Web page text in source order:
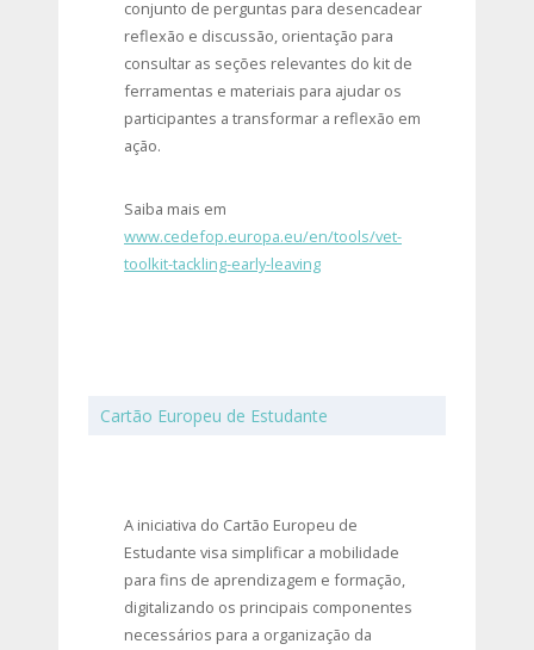
conjunto de perguntas para desencadear
reflexão e discussão, orientação para
consultar as seções relevantes do kit de
ferramentas e materiais para ajudar os
participantes a transformar a reflexão em
ação.
Saiba mais em
www.cedefop.europa.eu/en/tools/vet-
toolkit-tackling-early-leaving
Cartão Europeu de Estudante
A iniciativa do Cartão Europeu de
Estudante visa simplificar a mobilidade
para fins de aprendizagem e formação,
digitalizando os principais componentes
necessários para a organização da